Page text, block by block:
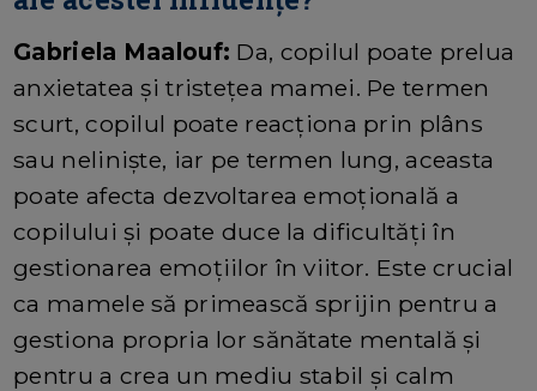
Gabriela Maalouf: Da, copilul poate prelua
anxietatea și tristețea mamei. Pe termen
scurt, copilul poate reacționa prin plâns
sau neliniște, iar pe termen lung, aceasta
poate afecta dezvoltarea emoțională a
copilului și poate duce la dificultăți în
gestionarea emoțiilor în viitor. Este crucial
ca mamele să primească sprijin pentru a
gestiona propria lor sănătate mentală și
pentru a crea un mediu stabil și calm